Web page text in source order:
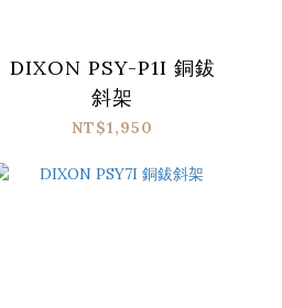
DIXON PSY-P1I 銅鈸
斜架
NT$1,950